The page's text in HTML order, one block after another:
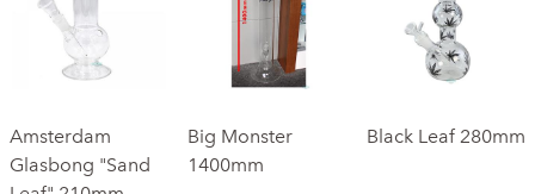
Amsterdam
Glasbong "Sand
Big Monster
1400mm
Black Leaf 280mm